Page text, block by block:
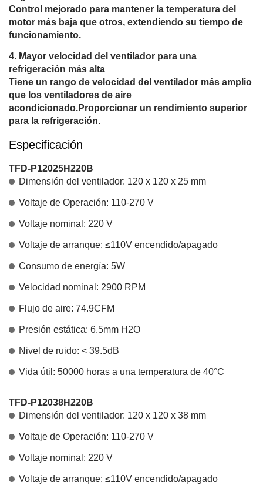
Control mejorado para mantener la temperatura del
motor más baja que otros, extendiendo su tiempo de
funcionamiento.
Mayor velocidad del ventilador para una
refrigeración más alta
Tiene un rango de velocidad del ventilador más amplio
que los ventiladores de aire
acondicionado.Proporcionar un rendimiento superior
para la refrigeración.
Especificación
TFD-P12025H220B
Dimensión del ventilador: 120 x 120 x 25 mm
Voltaje de Operación: 110-270 V
Voltaje nominal: 220 V
Voltaje de arranque: ≤110V encendido/apagado
Consumo de energía: 5W
Velocidad nominal: 2900 RPM
Flujo de aire: 74.9CFM
Presión estática: 6.5mm H2O
Nivel de ruido: < 39.5dB
Vida útil: 50000 horas a una temperatura de 40°C
TFD-P12038H220B
Dimensión del ventilador: 120 x 120 x 38 mm
Voltaje de Operación: 110-270 V
Voltaje nominal: 220 V
Voltaje de arranque: ≤110V encendido/apagado